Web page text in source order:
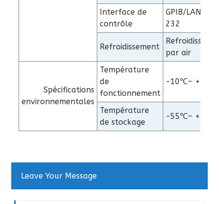
Interface de
contrôle
GPIB/LAN/RS-
232
Refroidissement
par air
Spécifications
environnementales
Température
de
fonctionnement
-10℃~ +40℃
Température
de stockage
-55℃~ +70℃
Leave Your Message